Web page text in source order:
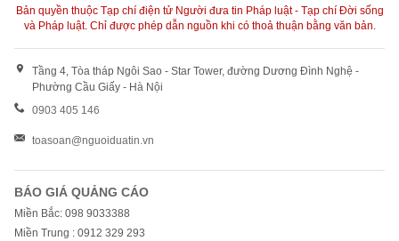
Bản quyền thuộc Tạp chí điện tử Người đưa tin Pháp luật - Tạp chí Đời sống
và Pháp luật. Chỉ được phép dẫn nguồn khi có thoả thuận bằng văn bản.
Tầng 4, Tòa tháp Ngôi Sao - Star Tower, đường Dương Đình Nghệ -
Phường Cầu Giấy - Hà Nội
0903 405 146
toasoan@nguoiduatin.vn
BÁO GIÁ QUẢNG CÁO
Miền Bắc: 098 9033388
Miền Trung : 0912 329 293